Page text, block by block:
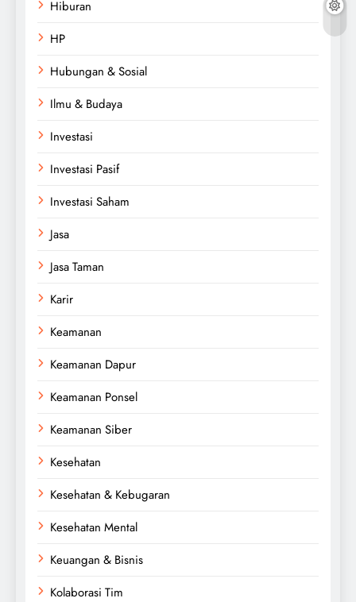
Hiburan
HP
Hubungan & Sosial
Ilmu & Budaya
Investasi
Investasi Pasif
Investasi Saham
Jasa
Jasa Taman
Karir
Keamanan
Keamanan Dapur
Keamanan Ponsel
Keamanan Siber
Kesehatan
Kesehatan & Kebugaran
Kesehatan Mental
Keuangan & Bisnis
Kolaborasi Tim